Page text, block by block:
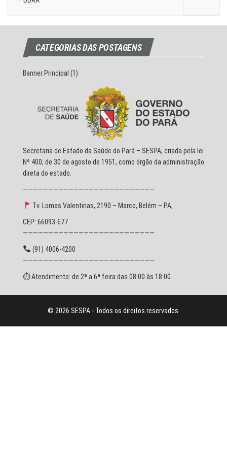
CATEGORIAS DAS POSTAGENS
Banner Principal (1)
Secretaria de Estado da Saúde do Pará – SESPA, criada pela lei
Nº 400, de 30 de agosto de 1951, como órgão da administração
direta do estado.
——————————————————————————
Tv. Lomas Valentinas, 2190 – Marco, Belém – PA,
CEP: 66093-677
——————————————————————————
(91) 4006-4200
——————————————————————————
⏱ Atendimento: de 2ª a 6ª feira das 08:00 às 18:00.
© 2026 SESPA - Todos os direitos reservados.